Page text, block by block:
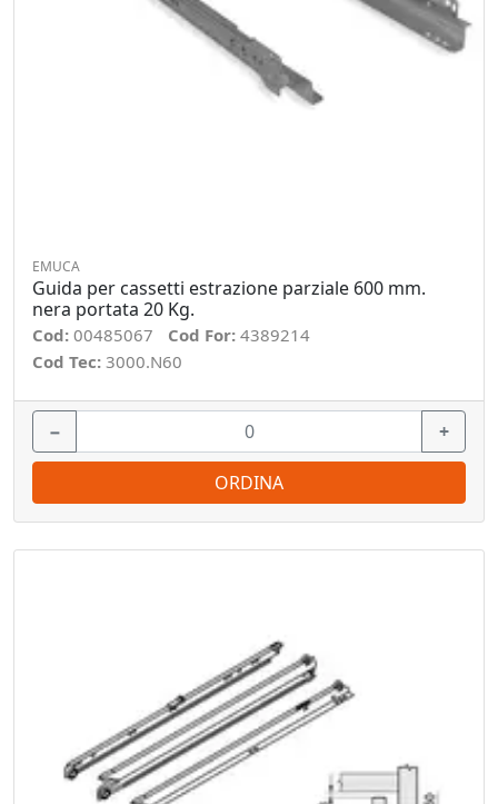
EMUCA
Guida per cassetti estrazione parziale 600 mm.
nera portata 20 Kg.
Cod: 00485067 Cod For: 4389214
Cod Tec: 3000.N60
− +
ORDINA